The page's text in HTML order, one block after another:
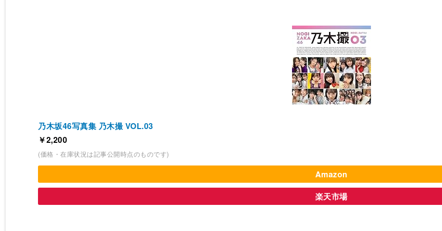
乃木坂46写真集 乃木撮 VOL.03
￥2,200
(価格・在庫状況は記事公開時点のものです)
Amazon
楽天市場